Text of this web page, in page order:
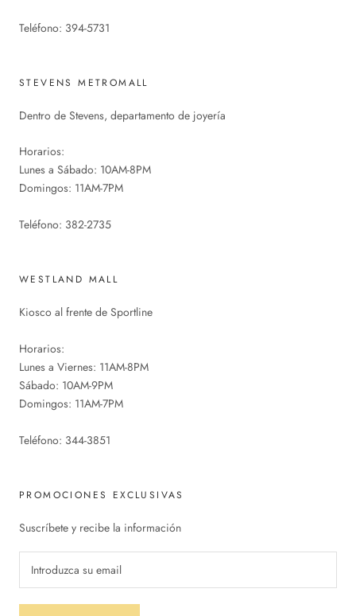
Teléfono: 394-5731
STEVENS METROMALL
Dentro de Stevens, departamento de joyería
Horarios:
Lunes a Sábado: 10AM-8PM
Domingos: 11AM-7PM
Teléfono: 382-2735
WESTLAND MALL
Kiosco al frente de Sportline
Horarios:
Lunes a Viernes: 11AM-8PM
Sábado: 10AM-9PM
Domingos: 11AM-7PM
Teléfono: 344-3851
PROMOCIONES EXCLUSIVAS
Suscríbete y recibe la información